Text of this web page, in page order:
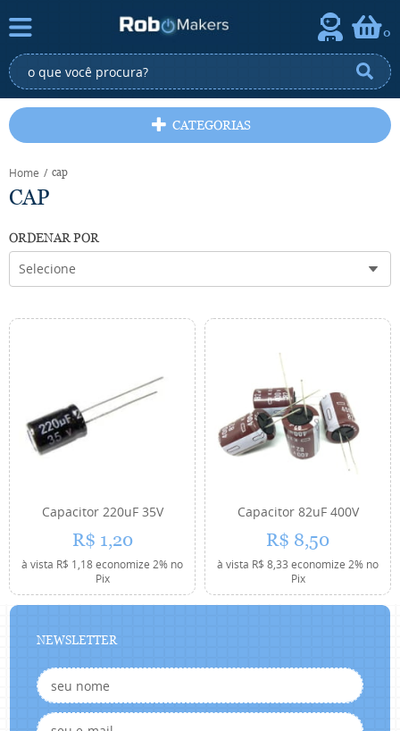
0
CATEGORIAS
CAP
Home cap
ORDENAR POR
Selecione
Capacitor 220uF 35V
R$ 1,20
à vista R$ 1,18economize 2% no
Pix
Capacitor 82uF 400V
R$ 8,50
à vista R$ 8,33 economize 2% no
Pix
NEWSLETTER